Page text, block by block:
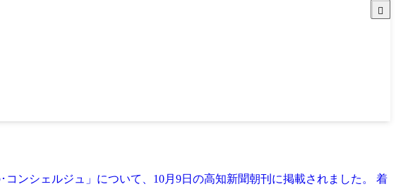
ンシェルジュ」について、10月9日の高知新聞朝刊に掲載されました。 着